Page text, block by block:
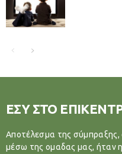
ΕΣΥ ΣΤΟ
Αποτέλεσμα της σύμπραξης,
μέσω της ομαδας μας, ήταν η